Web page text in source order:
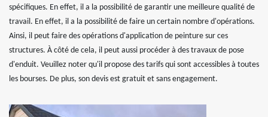
spécifiques. En effet, il a la possibilité de garantir une meilleure qualité de
travail. En effet, il a la possibilité de faire un certain nombre d'opérations.
Ainsi, il peut faire des opérations d'application de peinture sur ces
structures. À côté de cela, il peut aussi procéder à des travaux de pose
d'enduit. Veuillez noter qu'il propose des tarifs qui sont accessibles à toutes
les bourses. De plus, son devis est gratuit et sans engagement.